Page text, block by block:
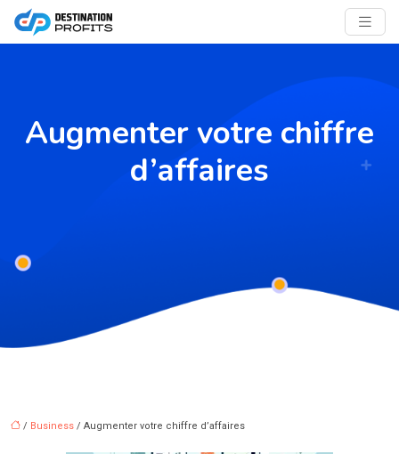
Augmenter votre chiffre
d’affaires
/ Business / Augmenter votre chiffre d’affaires